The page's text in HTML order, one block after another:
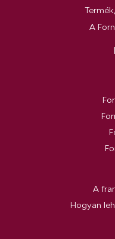
A
A
Hogyan